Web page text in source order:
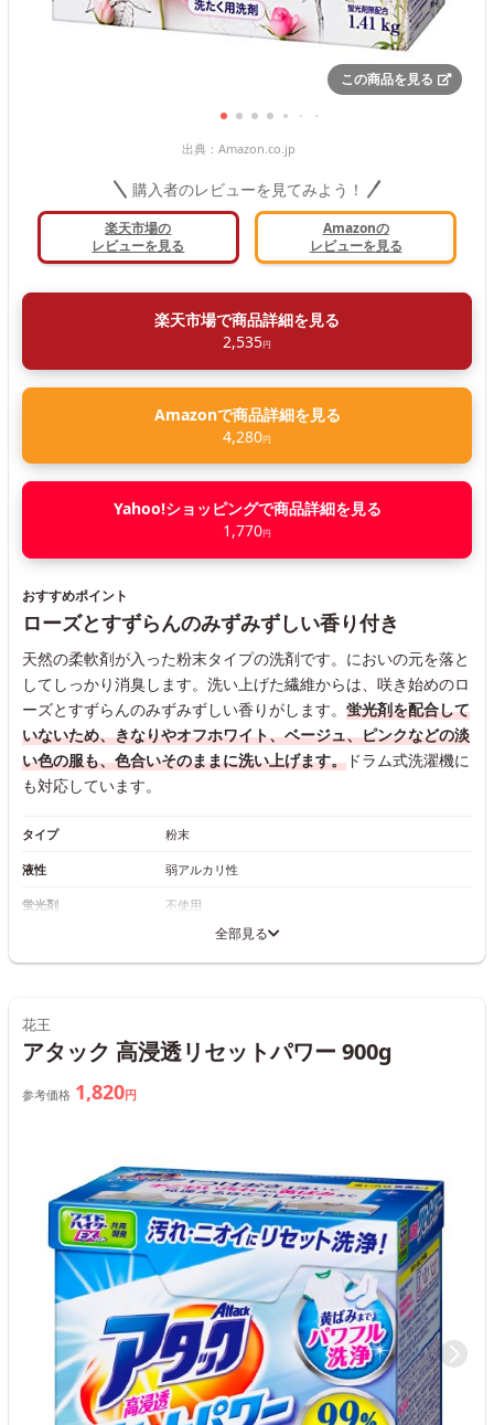
この商品を見る
出典： Amazon.co.jp
購入者のレビューを見てみよう！
楽天市場の
レビューを見る
Amazonの
レビューを見る
楽天市場で商品詳細を見る
2,535円
Amazonで商品詳細を見る
4,280円
Yahoo!ショッピングで商品詳細を見る
1,770円
おすすめポイント
ローズとすずらんのみずみずしい香り付き
天然の柔軟剤が入った粉末タイプの洗剤です。においの元を落と
してしっかり消臭します。洗い上げた繊維からは、咲き始めのロ
ーズとすずらんのみずみずしい香りがします。 蛍光剤を配合して
いないため、きなりやオフホワイト、ベージュ、ピンクなどの淡
い色の服も、色合いそのままに洗い上げます。 ドラム式洗濯機に
も対応しています。
タイプ 粉末
液性 弱アルカリ性
蛍光剤 不使用
全部見る
花王
アタック 高浸透リセットパワー 900g
参考価格 1,820円